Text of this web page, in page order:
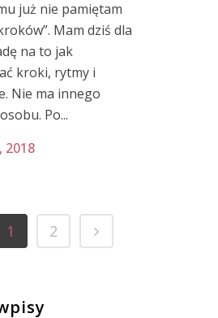
już nie pamiętam
Mam dziś dla
na to jak
kroki, rytmy i
Nie ma innego
Po...
2018
1 2